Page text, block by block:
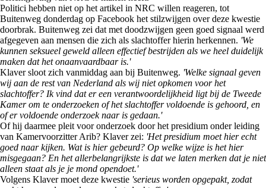
Politici hebben niet op het artikel in NRC willen reageren, tot
Buitenweg donderdag op Facebook het stilzwijgen over deze kwestie
doorbrak. Buitenweg zei dat met doodzwijgen geen goed signaal werd
afgegeven aan mensen die zich als slachtoffer hierin herkennen. 'We
kunnen seksueel geweld alleen effectief bestrijden als we heel duidelijk
maken dat het onaanvaardbaar is.'
Klaver sloot zich vanmiddag aan bij Buitenweg. 'Welke signaal geven
wij aan de rest van Nederland als wij niet opkomen voor het
slachtoffer? Ik vind dat er een verantwoordelijkheid ligt bij de Tweede
Kamer om te onderzoeken of het slachtoffer voldoende is gehoord, en
of er voldoende onderzoek naar is gedaan.'
Of hij daarmee pleit voor onderzoek door het presidium onder leiding
van Kamervoorzitter Arib? Klaver zei: 'Het presidium moet hier echt
goed naar kijken. Wat is hier gebeurd? Op welke wijze is het hier
misgegaan? En het allerbelangrijkste is dat we laten merken dat je niet
alleen staat als je je mond opendoet.'
Volgens Klaver moet deze kwestie 'serieus worden opgepakt, zodat